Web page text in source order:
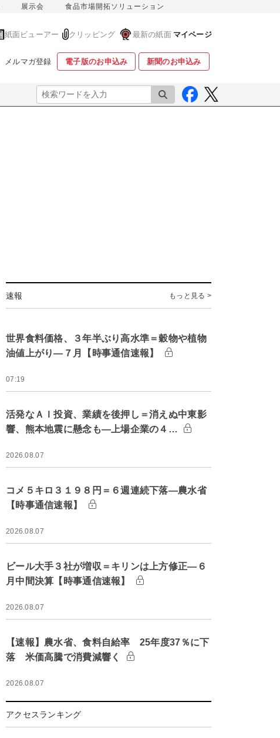
展示会 食品市場開拓ソリューション
紙面ビューアー クリッピング 最新の紙面 マイページ
メルマガ登録 電子版のお申込み 新聞のお申込み
検索
速報 もっと見る >
世界食料価格、３年半ぶり高水準＝穀物や植物
油値上がり―７月【時事通信速報】
07:19
活発なＡＩ投資、業績を後押し＝消えぬ中東影
響、熊本地震に懸念も―上場企業の４…
2026.08.07
コメ５キロ３１９８円＝６週連続下落―農水省
【時事通信速報】
2026.08.07
ビール大手３社が増収＝キリンは上方修正―６
月中間決算【時事通信速報】
2026.08.07
【速報】農水省、食料自給率 25年度37％に下
落 米価高騰で消費減響く
2026.08.07
アクセスランキング